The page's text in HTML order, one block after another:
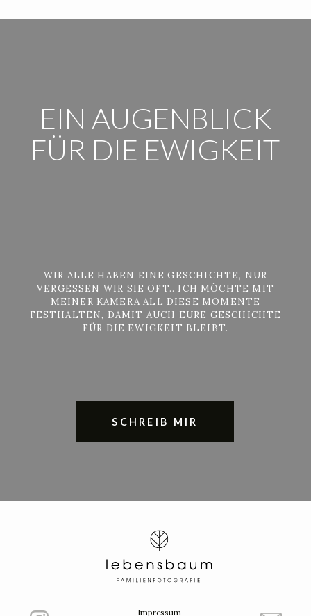
EIN AUGENBLICK
FÜR DIE EWIGKEIT
WIR ALLE HABEN EINE GESCHICHTE, NUR
VERGESSEN WIR SIE OFT.. ICH MÖCHTE MIT
MEINER KAMERA ALL DIESE MOMENTE
FESTHALTEN, DAMIT AUCH EURE GESCHICHTE
FÜR DIE EWIGKEIT BLEIBT.
SCHREIB MIR
Impressum